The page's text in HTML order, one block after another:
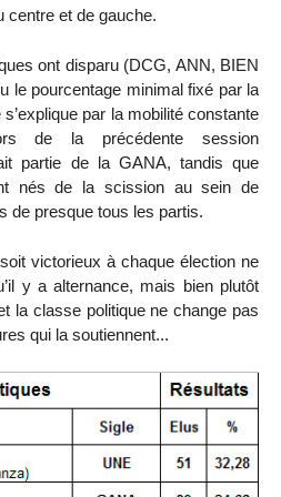
centre et de gauche.
ont disparu (DCG, ANN, BIEN
le pourcentage minimal fixé par la
par la mobilité constante
de la précédente session
partie de la GANA, tandis que
nés de la scission au sein de
de presque tous les partis.
victorieux à chaque élection ne
y a alternance, mais bien plutôt
la classe politique ne change pas
qui la soutiennent...